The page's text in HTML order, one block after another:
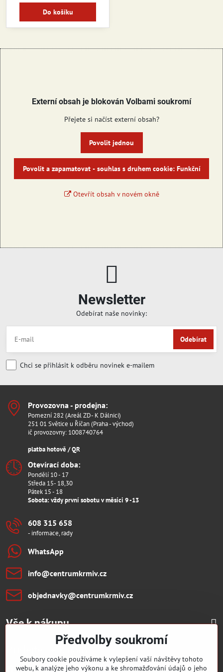
Do košíku
Externí obsah je blokován Volbami soukromí
Přejete si načíst externí obsah?
Povolit jednou
Povolit a zapamatovat - souhlas s druhem cookie: Funkční
Otevřít obsah v novém okně
Newsletter
Odebírat naše novinky:
Odebírat
Chci se přihlásit k odběru novinek e-mailem
Provozovna - prodejna:
Pomezní 282 (Areál ZD- K Dálnici)
251 01 Světice u Říčan (Praha - východ)
ič provozovny: 1008740764
platba hotově / QR
Otevírací doba:
Pondělí 10 - 17
Středa 15- 18,30
Pátek 15 - 18
Sobota: vždy první sobotu v měsíci 9 -13
608 315 658
- informace, rady
WhatsApp
info​@centrumkrmiv​.cz
objednavky​@centrumkrmiv​.cz
Vše k nákupu
Facebook Youtube
Předvolby soukromí
Soubory cookie používáme k vylepšení vaší návštěvy tohoto
webu, k analýze jeho výkonu a ke shromažďování údajů o jeho